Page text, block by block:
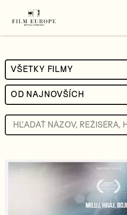
VŠETKY FILMY
OD NAJNOVŠÍCH